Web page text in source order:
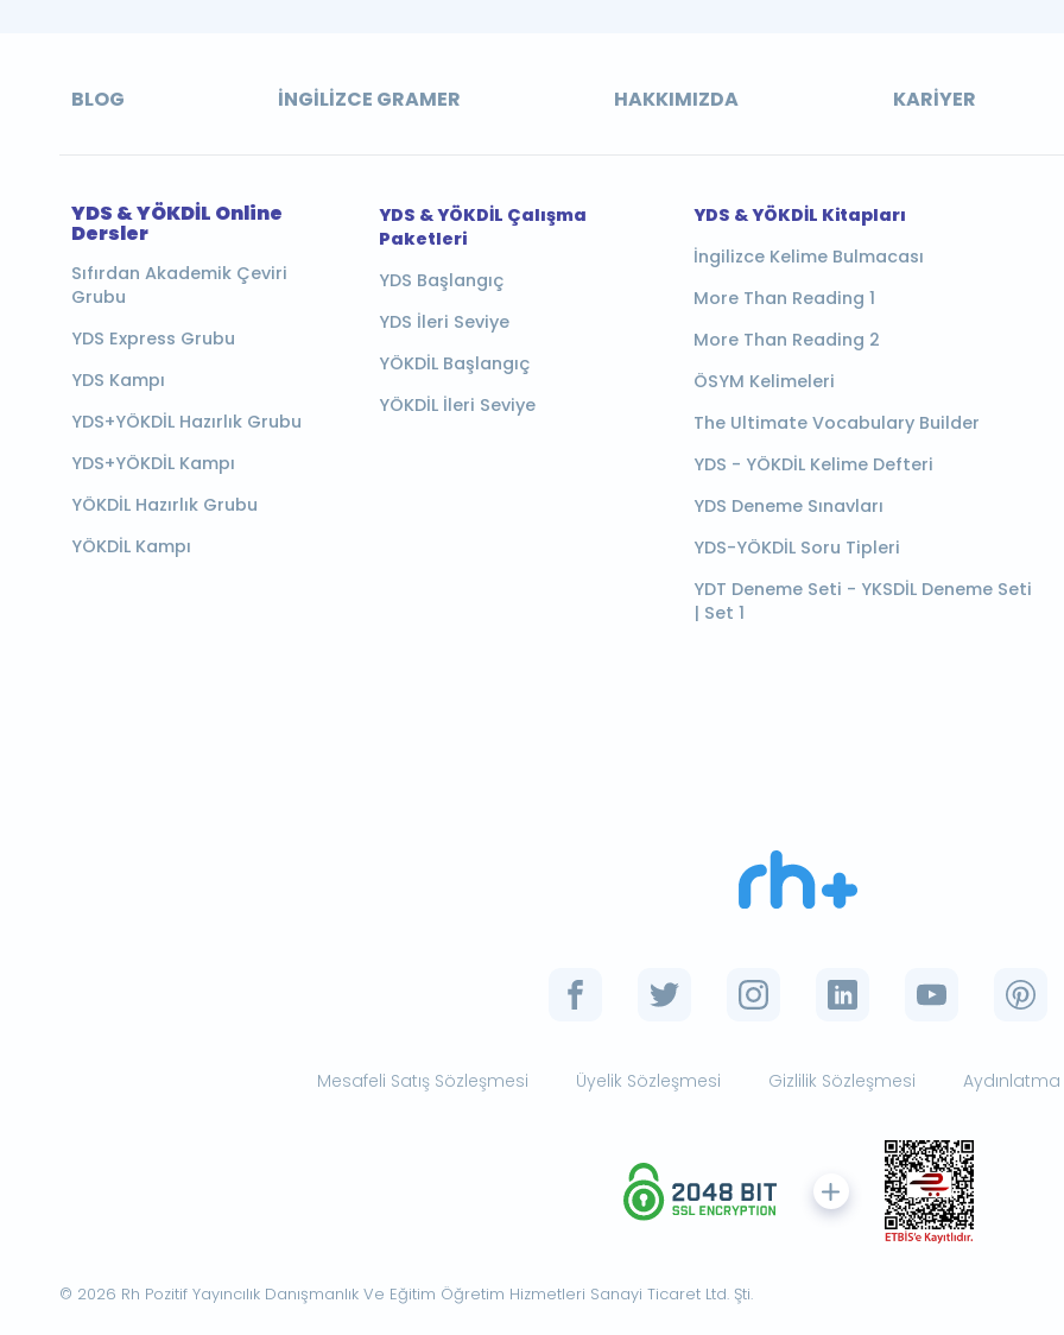
BLOG İNGILIZCE GRAMER HAKKIMIZDA KARIYER
YDS & YÖKDİL Online
Dersler
Sıfırdan Akademik Çeviri
Grubu
YDS Express Grubu
YDS Kampı
YDS+YÖKDİL Hazırlık Grubu
YDS+YÖKDİL Kampı
YÖKDİL Hazırlık Grubu
YÖKDİL Kampı
YDS & YÖKDİL Çalışma
Paketleri
YDS Başlangıç
YDS İleri Seviye
YÖKDİL Başlangıç
YÖKDİL İleri Seviye
YDS & YÖKDİL Kitapları
İngilizce Kelime Bulmacası
More Than Reading 1
More Than Reading 2
ÖSYM Kelimeleri
The Ultimate Vocabulary Builder
YDS - YÖKDİL Kelime Defteri
YDS Deneme Sınavları
YDS-YÖKDİL Soru Tipleri
YDT Deneme Seti - YKSDİL Deneme Seti
| Set 1
Mesafeli Satış Sözleşmesi Üyelik Sözleşmesi Gizlilik Sözleşmesi
© 2026 Rh Pozitif Yayıncılık Danışmanlık Ve Eğitim Öğretim Hizmetleri Sanayi Ticaret Ltd. Şti.